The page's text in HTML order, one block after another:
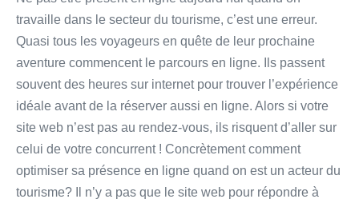
travaille dans le secteur du tourisme, c’est une erreur.
Quasi tous les voyageurs en quête de leur prochaine
aventure commencent le parcours en ligne. Ils passent
souvent des heures sur internet pour trouver l’expérience
idéale avant de la réserver aussi en ligne. Alors si votre
site web n’est pas au rendez-vous, ils risquent d’aller sur
celui de votre concurrent ! Concrètement comment
optimiser sa présence en ligne quand on est un acteur du
tourisme? Il n’y a pas que le site web pour répondre à